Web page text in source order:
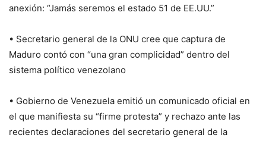
anexión: “Jamás seremos el estado 51 de EE.UU.”
• Secretario general de la ONU cree que captura de
Maduro contó con “una gran complicidad” dentro del
sistema político venezolano
• Gobierno de Venezuela emitió un comunicado oficial en
el que manifiesta su “firme protesta” y rechazo ante las
recientes declaraciones del secretario general de la